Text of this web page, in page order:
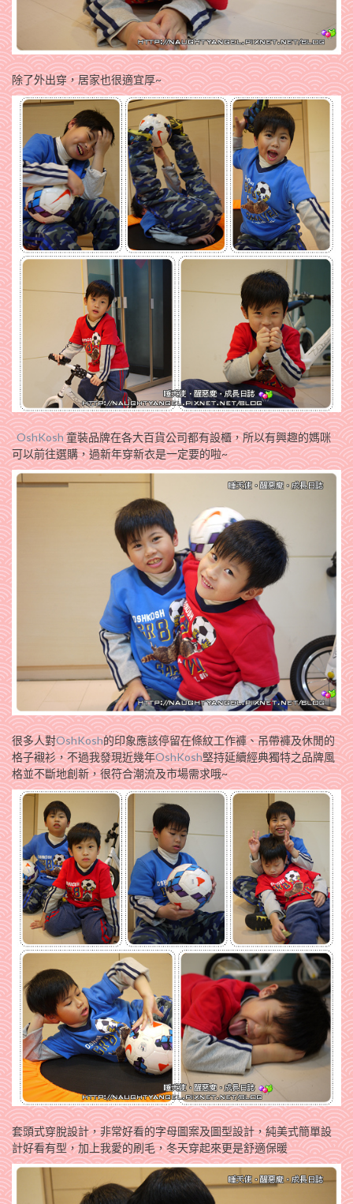
除了外出穿，居家也很適宜厚~
OshKosh童裝品牌在各大百貨公司都有設櫃，所以有興趣的媽咪
可以前往選購，過新年穿新衣是一定要的啦~
很多人對OshKosh的印象應該停留在條紋工作褲、吊帶褲及休閒的
格子襯衫，不過我發現近幾年OshKosh堅持延續經典獨特之品牌風
格並不斷地創新，很符合潮流及市場需求哦~
套頭式穿脫設計，非常好看的字母圖案及圖型設計，純美式簡單設
計好看有型，加上我愛的刷毛，冬天穿起來更是舒適保暖